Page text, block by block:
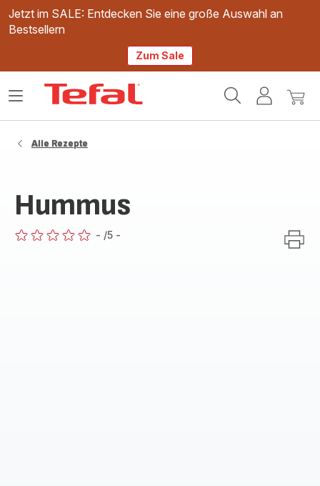
Jetzt im SALE: Entdecken Sie eine große Auswahl an
Bestsellern
Zum Sale
Mein
Mein
Das
Alle Rezepte
Hummus
- /5 -